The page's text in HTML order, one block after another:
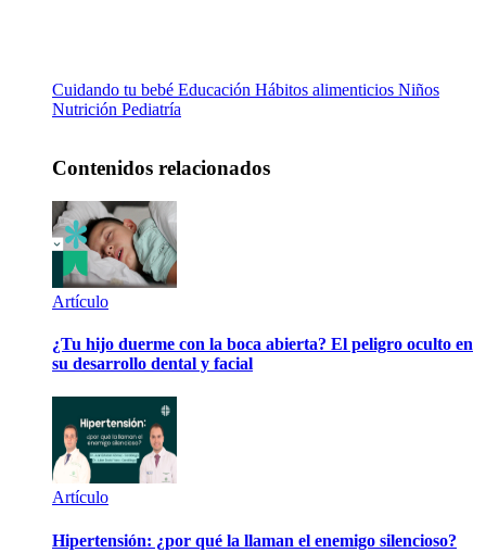
Cuidando tu bebé Educación Hábitos alimenticios Niños
Nutrición Pediatría
Contenidos relacionados
Artículo
¿Tu hijo duerme con la boca abierta? El peligro oculto en
su desarrollo dental y facial
Artículo
Hipertensión: ¿por qué la llaman el enemigo silencioso?